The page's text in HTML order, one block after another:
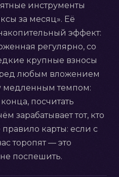
инструменты
за месяц». Её
эффект:
регулярно, со
крупные взносы
любым вложением
медленным темпом:
посчитать
зарабатывает тот, кто
карты: если с
торопят — это
не поспешить.